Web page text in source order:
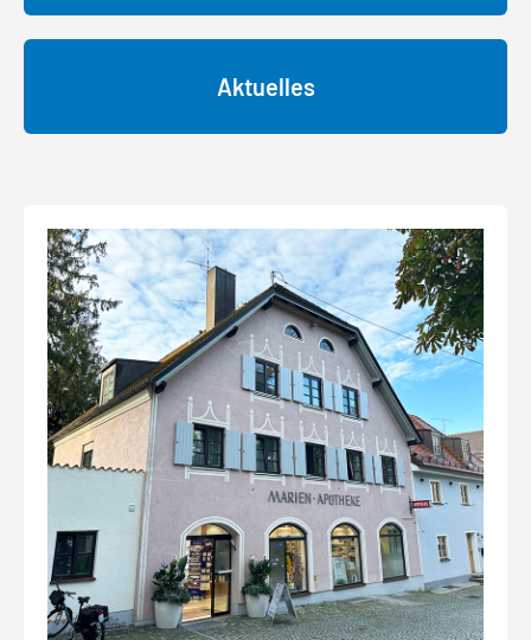
Aktuelles